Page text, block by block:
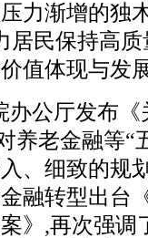
力渐增的独
居民保持高
值体现与发
办公厅发布
养老金融等“
、细致的规
融转型出台
》,再次强调